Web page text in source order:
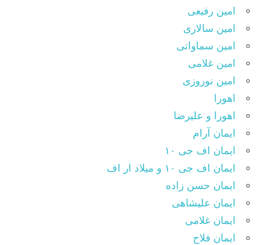
امین رفیعی
امین سالاری
امین سماواتی
امین غلامی
امین نوروزی
اهورا
اهورا و علیرضا
ایمان آرام
ایمان اف جی ۱۰
ایمان اف جی ۱۰ و میلاد ار اف
ایمان حسن زاده
ایمان علیشاهی
ایمان غلامی
ایمان فلاح